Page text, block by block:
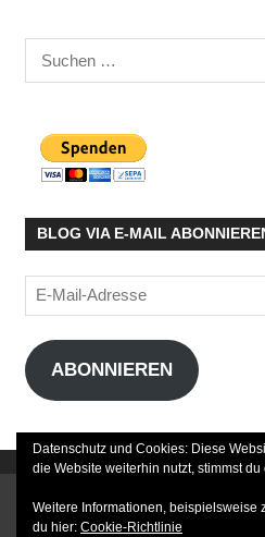
Suchen
nach:
BLOG VIA E-MAIL
E-
Mail-
Adresse
ABONNIEREN
Datenschutz und Cookies: Diese
die Website weiterhin nutzt, stimmst
Weitere Informationen, beispielsweise
du hier: Cookie-Richtlinie